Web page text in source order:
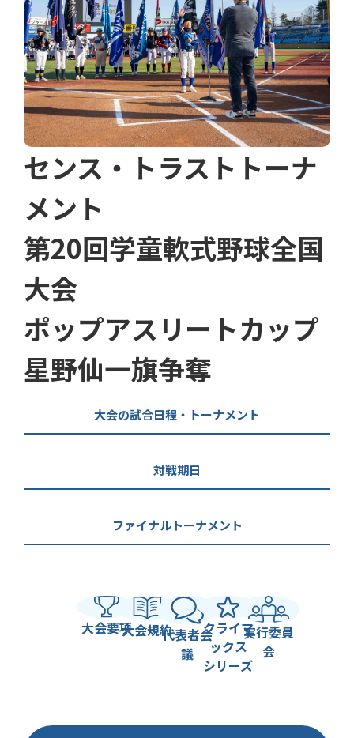
センス・トラストトーナ
メント
第20回学童軟式野球全国
大会
ポップアスリートカップ
星野仙一旗争奪
大会の試合日程・トーナメント
対戦期日
ファイナルトーナメント
大会要項大会規約代表者会
議
クライマ
ックス
シリーズ
実行委員
会